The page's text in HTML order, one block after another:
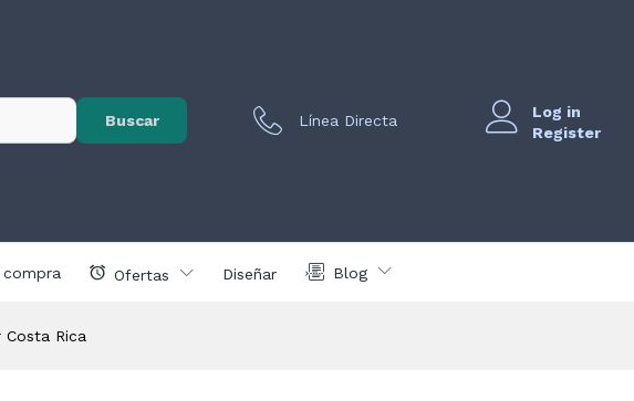
Buscar Línea Directa
Log in
Register
Ofertas Diseñar Blog
Rica
clientes registrados